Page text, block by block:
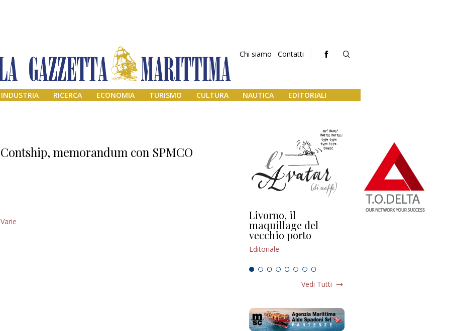
Chi siamo Contatti
INDUSTRIA RICERCA ECONOMIA TURISMO CULTURA NAUTICA EDITORIALI
Contship, memorandum con SPMCO
Varie Livorno, il
maquillage del
vecchio porto
Editoriale
L’uscita di scena di
Vedi Tutti